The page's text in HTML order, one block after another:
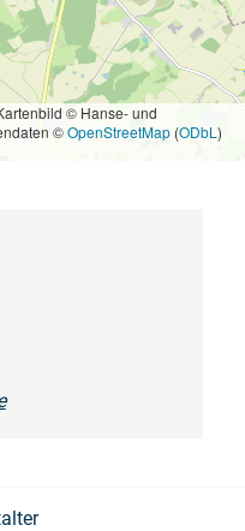
© Hanse- und
©OpenStreetMap (ODbL )